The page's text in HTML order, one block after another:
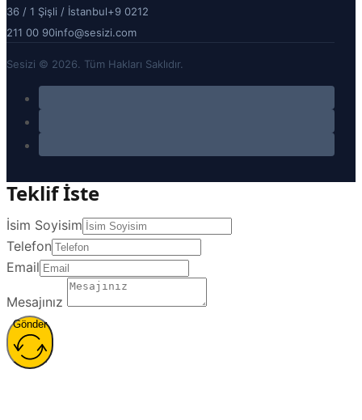
36 / 1 Şişli / İstanbul+9 0212
211 00 90info@sesizi.com
Sesizi © 2026. Tüm Hakları Saklıdır.
Teklif İste
İsim Soyisim
Telefon
Email
Mesajınız
Gönder